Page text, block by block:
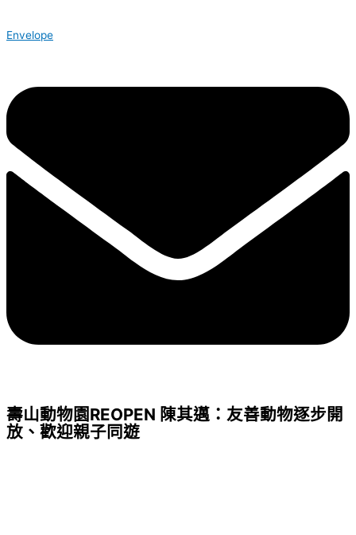
Envelope
壽山動物園REOPEN 陳其邁：友善動物逐步開
放、歡迎親子同遊